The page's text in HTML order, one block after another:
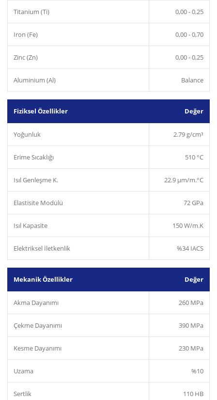
Titanium (Ti) 0,00 - 0,25
Iron (Fe) 0,00 - 0,70
Zinc (Zn) 0,00 - 0,25
Aluminium (Al) Balance
Fiziksel Özellikler Değer
Yoğunluk 2.79 g/cm³
Erime Sıcaklığı 510 °C
Isıl Genleşme K. 22.9 µm/m.°C
Elastisite Modülü 72 GPa
Isıl Kapasite 150 W/m.K
Elektriksel İletkenlik %34 IACS
Mekanik Özellikler Değer
Akma Dayanımı 260 MPa
Çekme Dayanımı 390 MPa
Kesme Dayanımı 230 MPa
Uzama %10
Sertlik 110 HB